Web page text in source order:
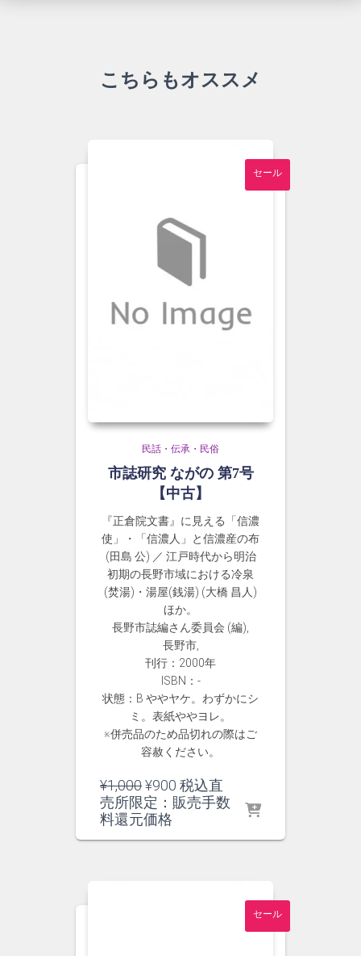
こちらもオススメ
セール
民話・伝承・民俗
市誌研究 ながの 第7号
【中古】
『正倉院文書』に見える「信濃
使」・「信濃人」と信濃産の布
(田島 公) ／ 江戸時代から明治
初期の長野市域における冷泉
(焚湯)・湯屋(銭湯) (大橋 昌人)
ほか。
長野市誌編さん委員会 (編),
長野市,
刊行：2000年
ISBN：-
状態：B ややヤケ。わずかにシ
ミ。表紙ややヨレ。
※併売品のため品切れの際はご
容赦ください。
¥1,000元
の
価
¥900 現
在
税込直
売所限定：販売手数
料還元価格
セール